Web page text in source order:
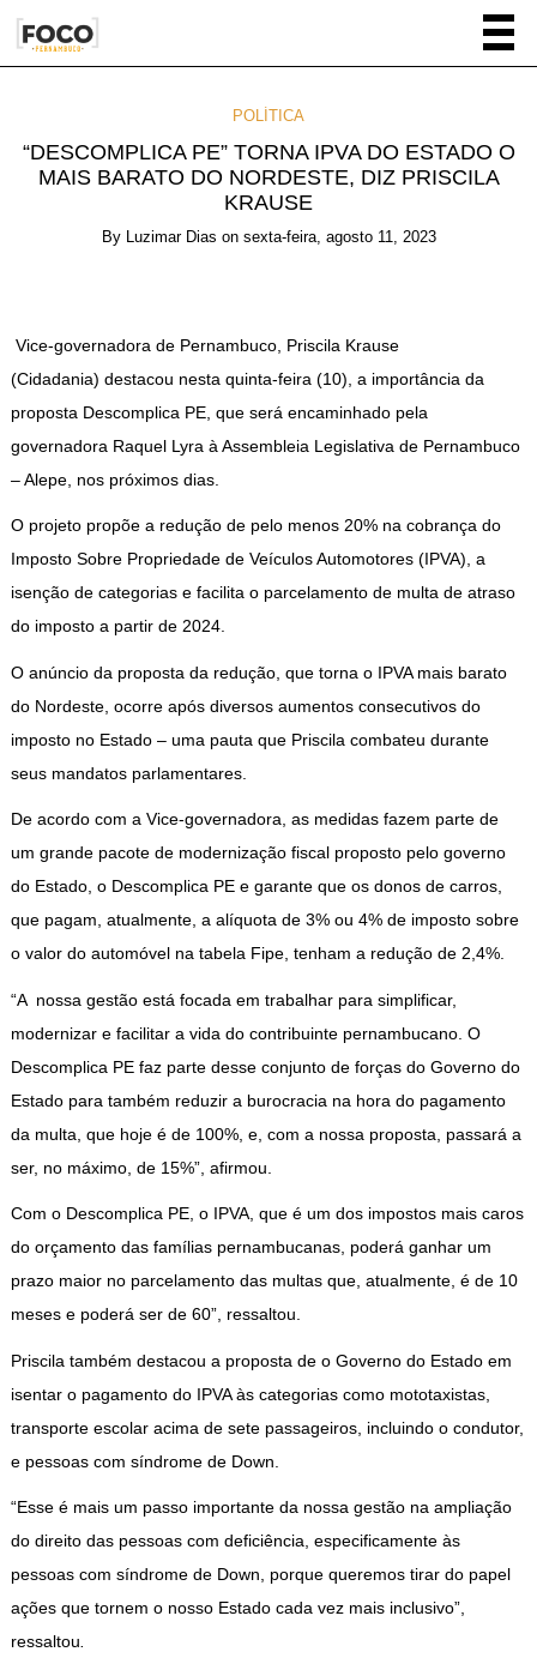
POLÍTICA
“DESCOMPLICA PE” TORNA IPVA DO ESTADO O
MAIS BARATO DO NORDESTE, DIZ PRISCILA
KRAUSE
By Luzimar Dias on sexta-feira, agosto 11, 2023
Vice-governadora de Pernambuco, Priscila Krause
(Cidadania) destacou nesta quinta-feira (10), a importância da
proposta Descomplica PE, que será encaminhado pela
governadora Raquel Lyra à Assembleia Legislativa de Pernambuco
– Alepe, nos próximos dias.
O projeto propõe a redução de pelo menos 20% na cobrança do
Imposto Sobre Propriedade de Veículos Automotores (IPVA), a
isenção de categorias e facilita o parcelamento de multa de atraso
do imposto a partir de 2024.
O anúncio da proposta da redução, que torna o IPVA mais barato
do Nordeste, ocorre após diversos aumentos consecutivos do
imposto no Estado – uma pauta que Priscila combateu durante
seus mandatos parlamentares.
De acordo com a Vice-governadora, as medidas fazem parte de
um grande pacote de modernização fiscal proposto pelo governo
do Estado, o Descomplica PE e garante que os donos de carros,
que pagam, atualmente, a alíquota de 3% ou 4% de imposto sobre
o valor do automóvel na tabela Fipe, tenham a redução de 2,4%.
“A nossa gestão está focada em trabalhar para simplificar,
modernizar e facilitar a vida do contribuinte pernambucano. O
Descomplica PE faz parte desse conjunto de forças do Governo do
Estado para também reduzir a burocracia na hora do pagamento
da multa, que hoje é de 100%, e, com a nossa proposta, passará a
ser, no máximo, de 15%”, afirmou.
Com o Descomplica PE, o IPVA, que é um dos impostos mais caros
do orçamento das famílias pernambucanas, poderá ganhar um
prazo maior no parcelamento das multas que, atualmente, é de 10
meses e poderá ser de 60”, ressaltou.
Priscila também destacou a proposta de o Governo do Estado em
isentar o pagamento do IPVA às categorias como mototaxistas,
transporte escolar acima de sete passageiros, incluindo o condutor,
e pessoas com síndrome de Down.
“Esse é mais um passo importante da nossa gestão na ampliação
do direito das pessoas com deficiência, especificamente às
pessoas com síndrome de Down, porque queremos tirar do papel
ações que tornem o nosso Estado cada vez mais inclusivo”,
ressaltou.